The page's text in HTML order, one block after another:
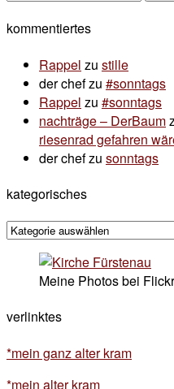
kommentiertes
Rappel zu stille
der chefzu #sonntags
Rappel zu #sonntags
nachträge – DerBaum
riesenrad gefahren
der chefzu sonntags
kategorisches
kategorisches
Meine Photos bei
verlinktes
*mein ganz alter kram
*mein alter kram